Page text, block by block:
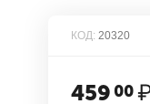
КОД: 20320
459 00